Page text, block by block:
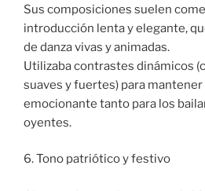
Sus composiciones suelen
introducción lenta y elegante,
de danza vivas y animadas.
Utilizaba contrastes dinámicos
suaves y fuertes) para
emocionante tanto para los
oyentes.
6. Tono patriótico y festivo